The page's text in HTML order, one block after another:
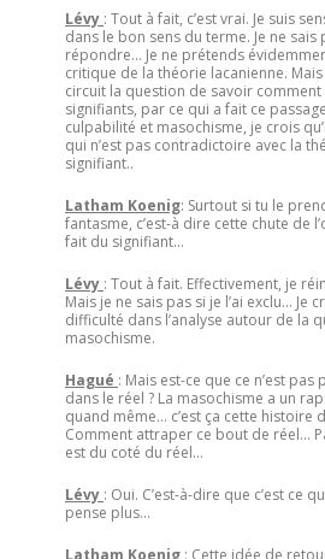
Lévy : Tout à fait, c’est vrai. Je suis
dans le bon sens du terme. Je ne sais
répondre… Je ne prétends
critique de la théorie lacanienne.
circuit la question de savoir comment
signifiants, par ce qui a fait ce
culpabilité et masochisme, je crois
qui n’est pas contradictoire avec la
signifiant..
Latham Koenig: Surtout si tu le
fantasme, c’est-à dire cette chute de
fait du signifiant…
Lévy : Tout à fait. Effectivement, je
Mais je ne sais pas si je l’ai exclu… Je
difficulté dans l’analyse autour de la
masochisme.
Hagué : Mais est-ce que ce n’est pas
dans le réel ? La masochisme a un
quand même… c’est ça cette histoire
Comment attraper ce bout de réel…
est du coté du réel…
Lévy : Oui. C’est-à-dire que c’est ce
pense plus…
Latham Koenig : Cette idée de